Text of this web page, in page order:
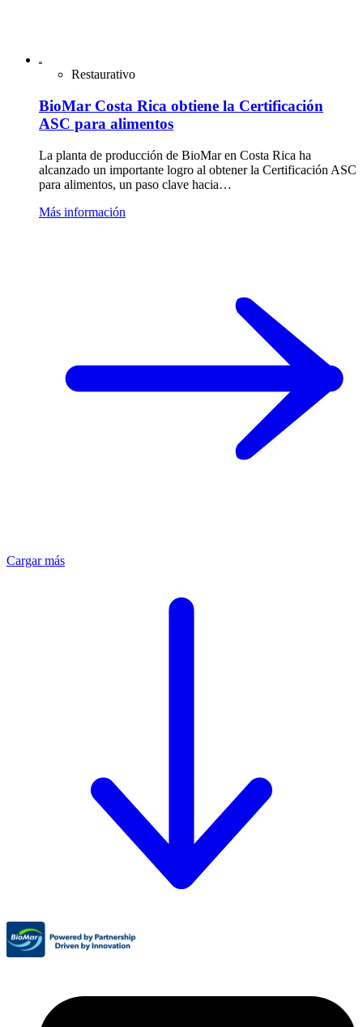
Restaurativo
BioMar Costa Rica obtiene la Certificación
ASC para alimentos
La planta de producción de BioMar en Costa Rica ha
alcanzado un importante logro al obtener la Certificación ASC
para alimentos, un paso clave hacia…
Más información
Cargar más